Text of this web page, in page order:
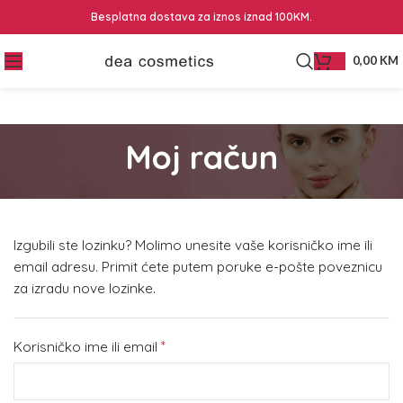
Besplatna dostava za iznos iznad 100KM.
0,00 KM
Moj račun
Izgubili ste lozinku? Molimo unesite vaše korisničko ime ili
email adresu. Primit ćete putem poruke e-pošte poveznicu
za izradu nove lozinke.
Korisničko ime ili email *